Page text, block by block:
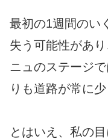
最初の1週間のい
失う可能性があ
ニュのステージ
りも道路が常に
とはいえ、私の